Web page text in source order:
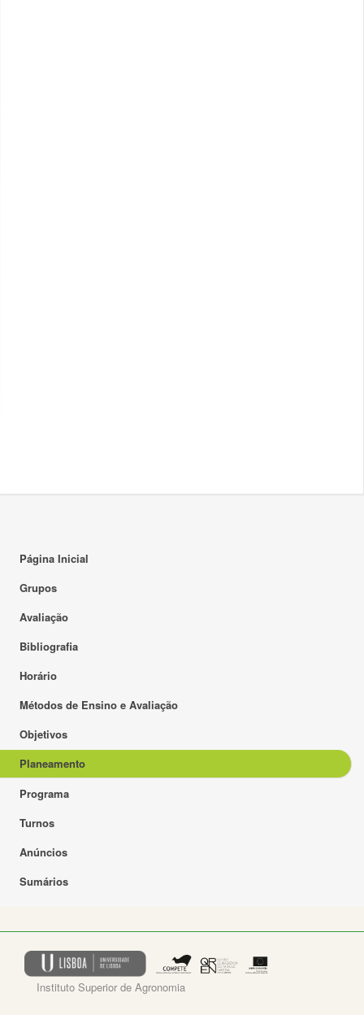
Página Inicial
Grupos
Avaliação
Bibliografia
Horário
Métodos de Ensino e Avaliação
Objetivos
Planeamento
Programa
Turnos
Anúncios
Sumários
Instituto Superior de Agronomia